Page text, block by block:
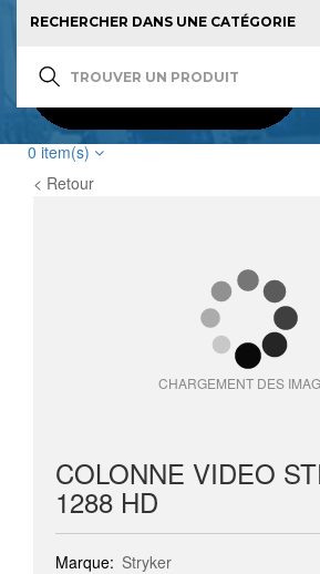
0 item(s)
< Retour
CHARGEMENT DES
COLONNE VIDEO
1288 HD
Marque: Stryker